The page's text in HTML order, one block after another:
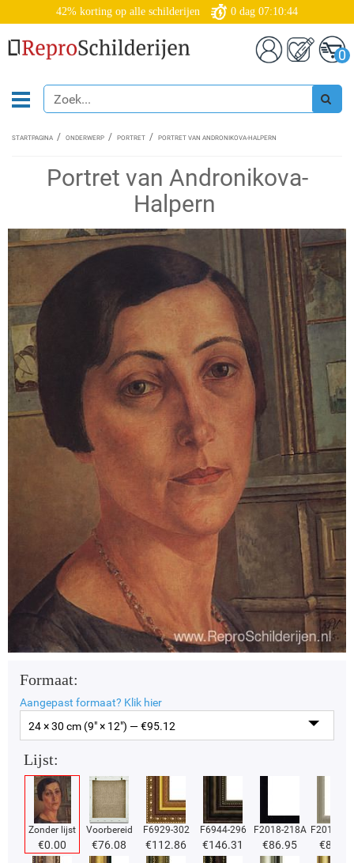
42% korting op alle schilderijen 0 dag 07:10:43
0
STARTPAGINA ONDERWERP PORTRET PORTRET VAN ANDRONIKOVA-HALPERN
Portret van Andronikova-
Halpern
Formaat:
Aangepast formaat? Klik hier
24 × 30 cm (9" × 12") — €95.12
Lijst:
Zonder lijst
€0.00
Voorbereid
€76.08
F6929-302
€112.86
F6944-296
€146.31
F2018-218A
€86.95
F2018-
€86.95